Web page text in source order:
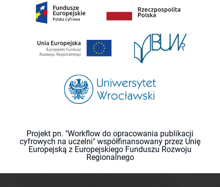
Projekt pn. "Workflow do opracowania publikacji
cyfrowych na uczelni" współfinansowany przez Unię
Europejską z Europejskiego Funduszu Rozwoju
Regionalnego